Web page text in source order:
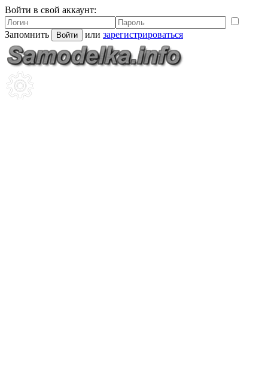
Войти в свой аккаунт:
Запомнить Войти или зарегистрироваться